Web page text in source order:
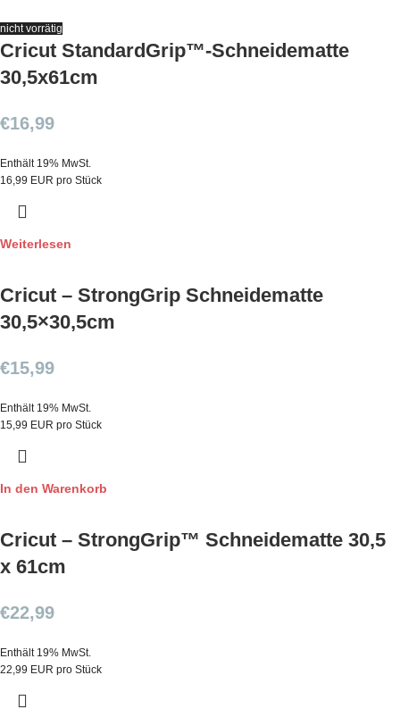
nicht vorrätig
Cricut StandardGrip™-Schneidematte
30,5x61cm
€16,99
Enthält 19% MwSt.
16,99 EUR pro Stück
Weiterlesen
Cricut – StrongGrip Schneidematte
30,5×30,5cm
€15,99
Enthält 19% MwSt.
15,99 EUR pro Stück
In den Warenkorb
Cricut – StrongGrip™ Schneidematte 30,5
x 61cm
€22,99
Enthält 19% MwSt.
22,99 EUR pro Stück